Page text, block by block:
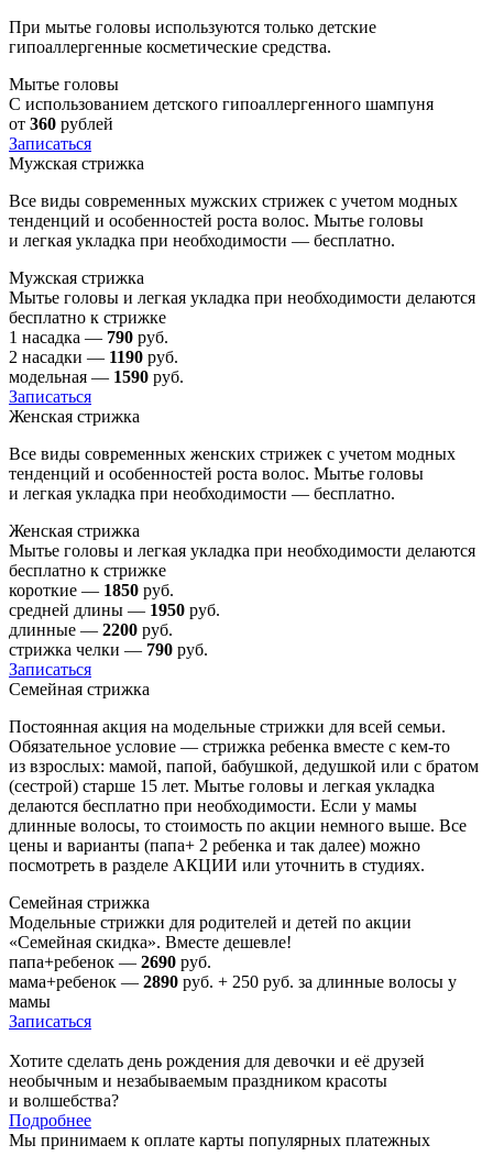
При мытье головы используются только детские
гипоаллергенные косметические средства.
Мытье головы
С использованием детского гипоаллергенного шампуня
от 360 рублей
Записаться
Мужская стрижка
Все виды современных мужских стрижек с учетом модных
тенденций и особенностей роста волос. Мытье головы
и легкая укладка при необходимости — бесплатно.
Мужская стрижка
Мытье головы и легкая укладка при необходимости делаются
бесплатно к стрижке
1 насадка — 790 руб.
2 насадки — 1190 руб.
модельная — 1590 руб.
Записаться
Женская стрижка
Все виды современных женских стрижек с учетом модных
тенденций и особенностей роста волос. Мытье головы
и легкая укладка при необходимости — бесплатно.
Женская стрижка
Мытье головы и легкая укладка при необходимости делаются
бесплатно к стрижке
короткие — 1850 руб.
средней длины — 1950 руб.
длинные — 2200 руб.
стрижка челки — 790 руб.
Записаться
Семейная стрижка
Постоянная акция на модельные стрижки для всей семьи.
Обязательное условие — стрижка ребенка вместе с кем-то
из взрослых: мамой, папой, бабушкой, дедушкой или с братом
(сестрой) старше 15 лет. Мытье головы и легкая укладка
делаются бесплатно при необходимости. Если у мамы
длинные волосы, то стоимость по акции немного выше. Все
цены и варианты (папа+ 2 ребенка и так далее) можно
посмотреть в разделе АКЦИИ или уточнить в студиях.
Семейная стрижка
Модельные стрижки для родителей и детей по акции
«Семейная скидка». Вместе дешевле!
папа+ребенок — 2690 руб.
мама+ребенок — 2890 руб. + 250 руб. за длинные волосы у
мамы
Записаться
Хотите сделать день рождения для девочки и её друзей
необычным и незабываемым праздником красоты
и волшебства?
Подробнее
Мы принимаем к оплате карты популярных платежных